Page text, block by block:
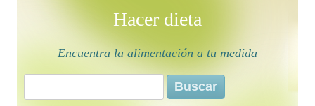
Hacer dieta
Encuentra la alimentación a tu medida
Buscar: